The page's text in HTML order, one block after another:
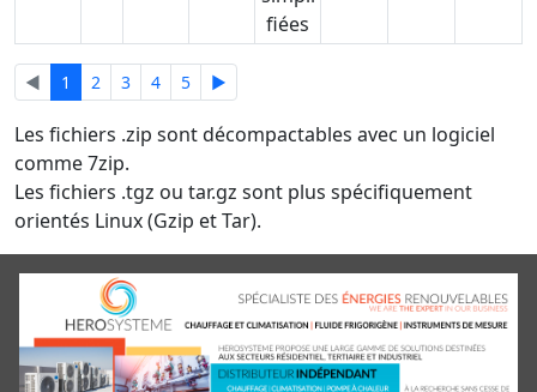
fiées
◄ 1 2 3 4 5 ►
Les fichiers .zip sont décompactables avec un logiciel
comme 7zip.
Les fichiers .tgz ou tar.gz sont plus spécifiquement
orientés Linux (Gzip et Tar).